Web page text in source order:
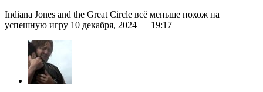
Indiana Jones and the Great Circle всё меньше похож на
успешную игру 10 декабря, 2024 — 19:17